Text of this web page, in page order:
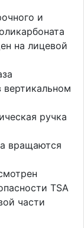
и
на лицевой
ручка
вращаются
TSA
части